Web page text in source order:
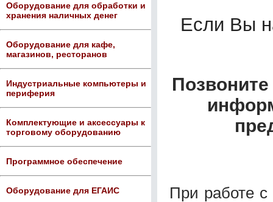
Оборудование для обработки и
хранения наличных денег
Оборудование для кафе,
магазинов, ресторанов
Индустриальные компьютеры и
периферия
Комплектующие и аксессуары к
торговому оборудованию
Программное обеспечение
Оборудование для ЕГАИС
Если Вы
При работе с